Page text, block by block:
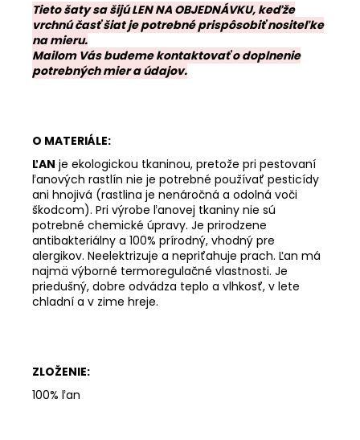
Tieto šaty sa šijú LEN NA OBJEDNÁVKU, keďže
vrchnú časť šiat je potrebné prispôsobiť nositeľke
na mieru.
Mailom Vás budeme kontaktovať o doplnenie
potrebných mier a údajov.
O MATERIÁLE:
ĽAN je ekologickou tkaninou, pretože pri pestovaní
ľanových rastlín nie je potrebné používať pesticídy
ani hnojivá (rastlina je nenáročná a odolná voči
škodcom). Pri výrobe ľanovej tkaniny nie sú
potrebné chemické úpravy. Je prirodzene
antibakteriálny a 100% prírodný, vhodný pre
alergikov. Neelektrizuje a nepriťahuje prach. Ľan má
najmä výborné termoregulačné vlastnosti. Je
priedušný, dobre odvádza teplo a vlhkosť, v lete
chladní a v zime hreje.
ZLOŽENIE:
100% ľan